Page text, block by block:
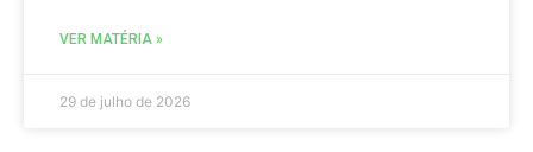
VER MATÉRIA »
29 de julho de 2026